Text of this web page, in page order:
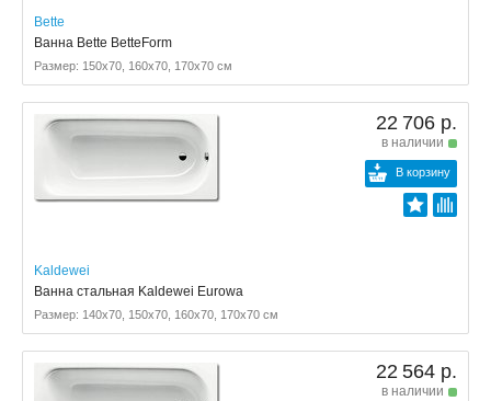
Bette
Ванна Bette BetteForm
Размер: 150x70, 160x70, 170x70 см
22 706 р.
в наличии
В корзину
Kaldewei
Ванна стальная Kaldewei Eurowa
Размер: 140x70, 150x70, 160x70, 170x70 см
22 564 р.
в наличии